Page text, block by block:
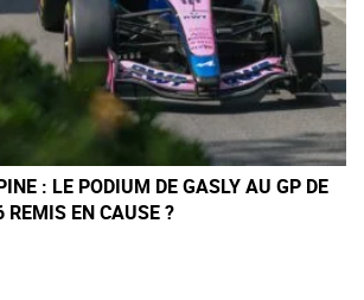
: LE PODIUM DE GASLY AU GP DE
EN CAUSE ?